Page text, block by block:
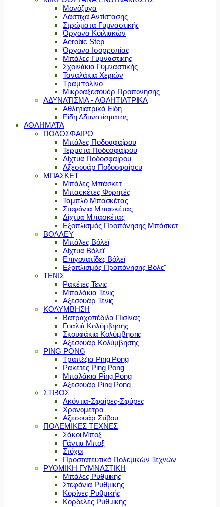
Μονόζυγα
Λάστιχα Αντίστασης
Στρώματα Γυμναστικής
Όργανα Κοιλιακών
Aerobic Step
Όργανα Ισορροπίας
Μπάλες Γυμναστικής
Σχοινάκια Γυμναστικής
Ταναλάκια Χεριών
Τραμπολίνο
Μικροαξεσουάρ Προπόνησης
ΑΔΥΝΑΤΙΣΜΑ - ΑΘΛΗΤΙΑΤΡΙΚΑ
Αθλητιατρικά Είδη
Είδη Αδυνατίσματος
ΑΘΛΗΜΑΤΑ
ΠΟΔΟΣΦΑΙΡΟ
Μπάλες Ποδοσφαίρου
Τέρματα Ποδοσφαίρου
Δίχτυα Ποδοσφαίρου
Αξεσουάρ Ποδοσφαίρου
ΜΠΑΣΚΕΤ
Μπάλες Μπάσκετ
Μπασκέτες Φορητές
Ταμπλό Μπασκέτας
Στεφάνια Μπασκέτας
Δίχτυα Μπασκέτας
Εξοπλισμός Προπόνησης Μπάσκετ
ΒΟΛΛΕΥ
Μπάλες Βόλεϊ
Δίχτυα Βόλεϊ
Επιγονατίδες Βόλεϊ
Εξοπλισμός Προπόνησης Βόλεϊ
ΤΕΝΙΣ
Ρακέτες Τενις
Μπαλάκια Τένις
Αξεσουάρ Τένις
ΚΟΛΥΜΒΗΣΗ
Βατραχοπέδιλα Πισίνας
Γυαλιά Κολύμβησης
Σκουφάκια Κολύμβησης
Αξεσουάρ Κολύμβησης
PING PONG
Τραπέζια Ping Pong
Ρακέτες Ping Pong
Μπαλάκια Ping Pong
Αξεσουάρ Ping Pong
ΣΤΙΒΟΣ
Ακόντια-Σφαίρες-Σφύρες
Χρονόμετρα
Αξεσουάρ Στίβου
ΠΟΛΕΜΙΚΕΣ ΤΕΧΝΕΣ
Σάκοι Μποξ
Γάντια Μποξ
Στόχοι
Προστατευτικά Πολεμικών Τεχνών
ΡΥΘΜΙΚΗ ΓΥΜΝΑΣΤΙΚΗ
Μπάλες Ρυθμικής
Στεφάνια Ρυθμικής
Κορίνες Ρυθμικής
Κορδέλες Ρυθμικής